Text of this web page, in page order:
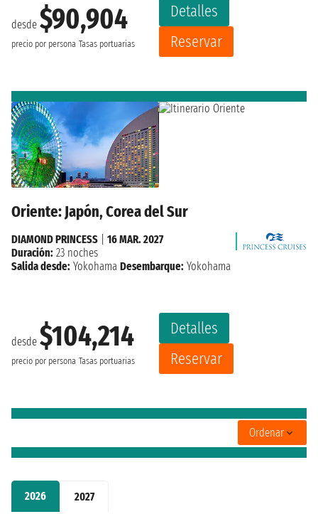
2026 2027
desde $90,904
precio por persona Tasas portuarias
Detalles
Reservar
Oriente: Japón, Corea del Sur
desde $104,214
precio por persona Tasas portuarias
Detalles
Reservar
DIAMOND PRINCESS
16 MAR. 2027
Duración: 23 noches
Salida desde: Yokohama Desembarque: Yokohama
Ordenar